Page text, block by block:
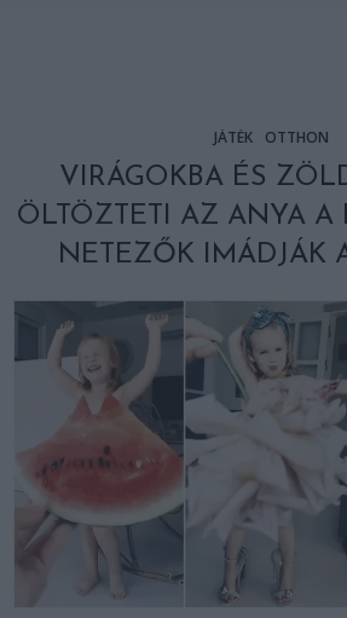
JÁTÉK OTTHON
VIRÁGOKBA ÉS
ÖLTÖZTETI AZ ANYA A
NETEZŐK IMÁDJÁK